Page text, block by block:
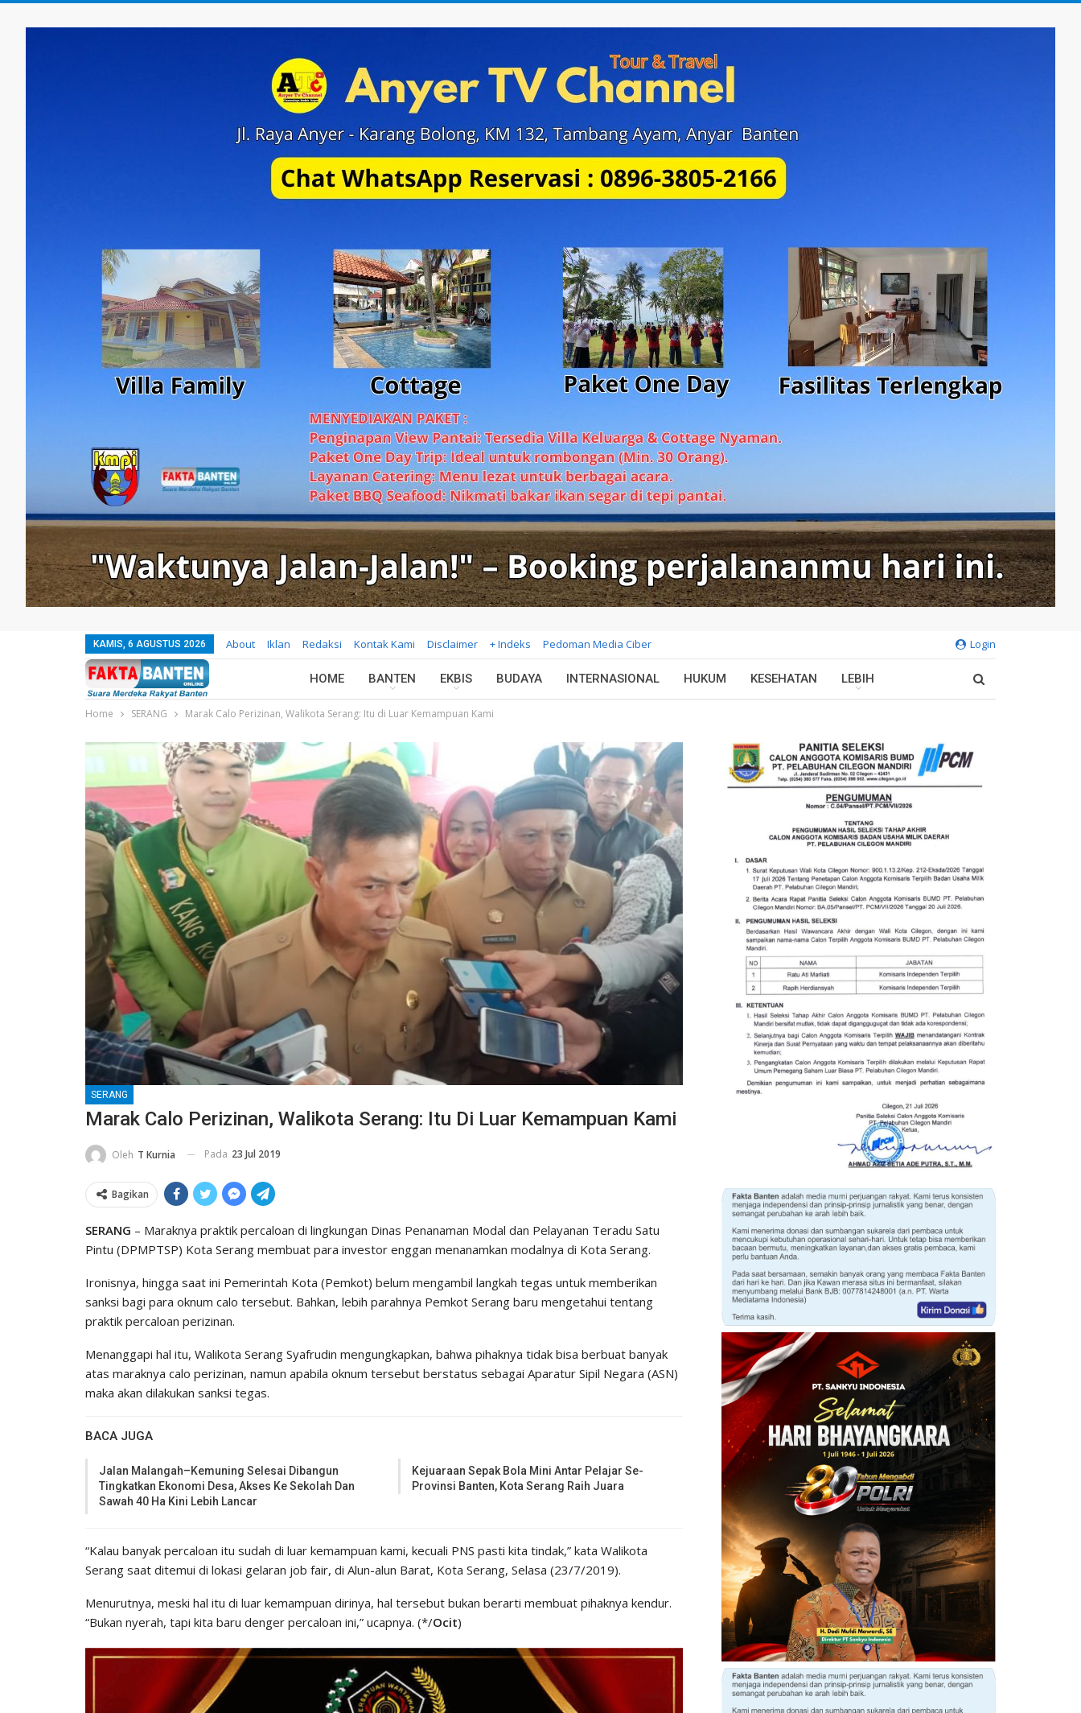
Login
KAMIS, 6 AGUSTUS 2026 About Iklan Redaksi Kontak Kami Disclaimer + Indeks Pedoman Media Ciber
HOME BANTEN EKBIS BUDAYA INTERNASIONAL HUKUM KESEHATAN LEBIH
Home SERANG Marak Calo Perizinan, Walikota Serang: Itu di Luar Kemampuan Kami
SERANG
Marak Calo Perizinan, Walikota Serang: Itu Di Luar Kemampuan Kami
Oleh T Kurnia Pada 23 Jul 2019
Bagikan
SERANG – Maraknya praktik percaloan di lingkungan Dinas Penanaman Modal dan Pelayanan Teradu Satu
Pintu (DPMPTSP) Kota Serang membuat para investor enggan menanamkan modalnya di Kota Serang.
Ironisnya, hingga saat ini Pemerintah Kota (Pemkot) belum mengambil langkah tegas untuk memberikan
sanksi bagi para oknum calo tersebut. Bahkan, lebih parahnya Pemkot Serang baru mengetahui tentang
praktik percaloan perizinan.
Menanggapi hal itu, Walikota Serang Syafrudin mengungkapkan, bahwa pihaknya tidak bisa berbuat banyak
atas maraknya calo perizinan, namun apabila oknum tersebut berstatus sebagai Aparatur Sipil Negara (ASN)
maka akan dilakukan sanksi tegas.
BACA JUGA
Jalan Malangah–Kemuning Selesai Dibangun
Tingkatkan Ekonomi Desa, Akses Ke Sekolah Dan
Sawah 40 Ha Kini Lebih Lancar
Kejuaraan Sepak Bola Mini Antar Pelajar Se-
Provinsi Banten, Kota Serang Raih Juara
“Kalau banyak percaloan itu sudah di luar kemampuan kami, kecuali PNS pasti kita tindak,” kata Walikota
Serang saat ditemui di lokasi gelaran job fair, di Alun-alun Barat, Kota Serang, Selasa (23/7/2019).
Menurutnya, meski hal itu di luar kemampuan dirinya, hal tersebut bukan berarti membuat pihaknya kendur.
“Bukan nyerah, tapi kita baru denger percaloan ini,” ucapnya. (*/Ocit)